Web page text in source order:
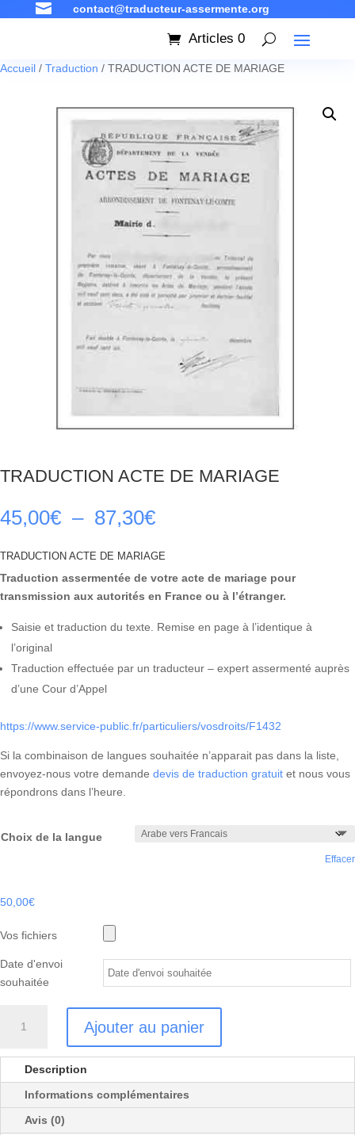
 contact@traducteur-assermente.org
Articles 0
Accueil / Traduction / TRADUCTION ACTE DE MARIAGE
TRADUCTION ACTE DE MARIAGE
45,00€ – 87,30€Plage
prix :
45,00€
à
87,30€
TRADUCTION ACTE DE MARIAGE
Traduction assermentée de votre acte de mariage pour
transmission aux autorités en France ou à l’étranger.
Saisie et traduction du texte. Remise en page à l’identique à
l’original
Traduction effectuée par un traducteur – expert assermenté auprès
d’une Cour d’Appel
https://www.service-public.fr/particuliers/vosdroits/F1432
Si la combinaison de langues souhaitée n’apparait pas dans la liste,
envoyez-nous votre demande devis de traduction gratuit et nous vous
répondrons dans l’heure.
Choix de la langue
Effacer
50,00€
Vos fichiers
Date d'envoi
souhaitée
TRADUCTION
ACTE
DE
Ajouter au panier
Description
Informations complémentaires
Avis (0)